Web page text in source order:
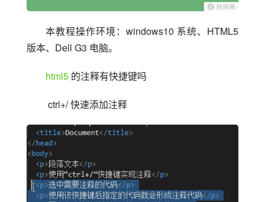
本教程操作环境：windows10 系统、HTML5
版本、Dell G3 电脑。
html5 的注释有快捷键吗
ctrl+/ 快速添加注释